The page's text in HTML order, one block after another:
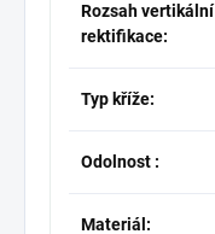
Rozsah vertikální
rektifikace:
Typ kříže:
Odolnost :
Materiál: